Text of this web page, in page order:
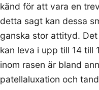
känd för att vara en
detta sagt kan dessa
ganska stor attityd.
kan leva i upp till 14 till
inom rasen är bland
patellaluxation och